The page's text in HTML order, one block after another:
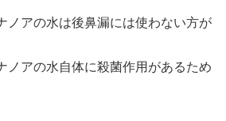
ノアの水は後鼻漏には使わない方が
ノアの水自体に殺菌作用があるため